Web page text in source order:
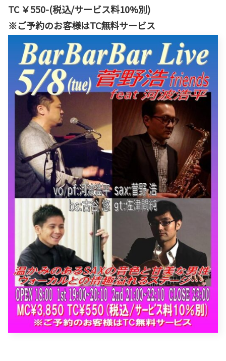
TC ￥550-(税込/サービス料10%別)
※ご予約のお客様はTC無料サービス